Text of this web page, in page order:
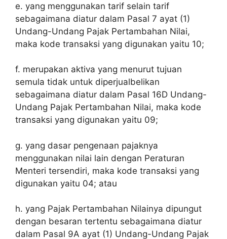
e. yang menggunakan tarif selain tarif
sebagaimana diatur dalam Pasal 7 ayat (1)
Undang-Undang Pajak Pertambahan Nilai,
maka kode transaksi yang digunakan yaitu 10;
f. merupakan aktiva yang menurut tujuan
semula tidak untuk diperjualbelikan
sebagaimana diatur dalam Pasal 16D Undang-
Undang Pajak Pertambahan Nilai, maka kode
transaksi yang digunakan yaitu 09;
g. yang dasar pengenaan pajaknya
menggunakan nilai lain dengan Peraturan
Menteri tersendiri, maka kode transaksi yang
digunakan yaitu 04; atau
h. yang Pajak Pertambahan Nilainya dipungut
dengan besaran tertentu sebagaimana diatur
dalam Pasal 9A ayat (1) Undang-Undang Pajak